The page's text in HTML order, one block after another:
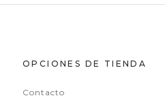
OPCIONES DE TIENDA
Contacto